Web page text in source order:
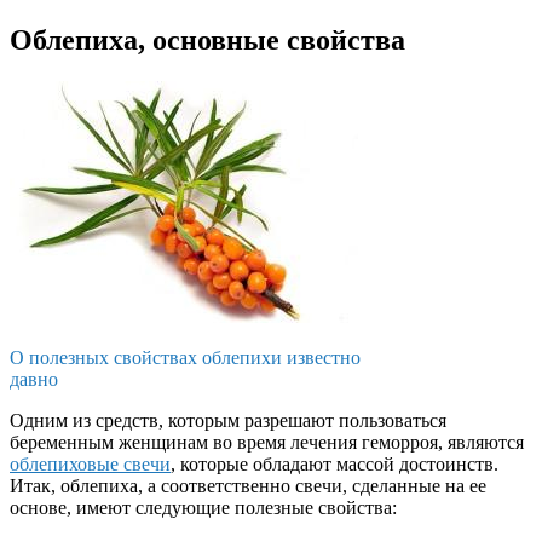
Облепиха, основные свойства
О полезных свойствах облепихи известно
давно
Одним из средств, которым разрешают пользоваться
беременным женщинам во время лечения геморроя, являются
облепиховые свечи, которые обладают массой достоинств.
Итак, облепиха, а соответственно свечи, сделанные на ее
основе, имеют следующие полезные свойства: